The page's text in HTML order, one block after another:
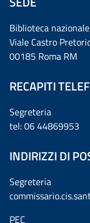
Biblioteca
Viale Castro
00185 Roma RM
RECAPITI
Segreteria
tel: 06 44869953
INDIRIZZI DI
Segreteria
PEC